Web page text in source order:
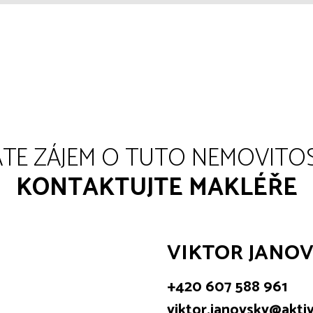
ZÁJEM O TUTO
KONTAKTUJTE MAKLÉŘE
VIKTOR
+420 607 588 961